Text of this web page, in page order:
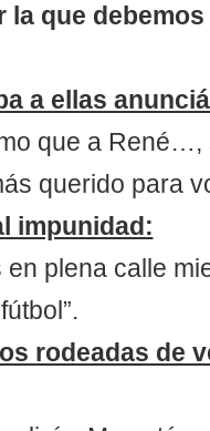
que
a ellas
que a
querido para
impunidad:
en plena calle
rodeadas de